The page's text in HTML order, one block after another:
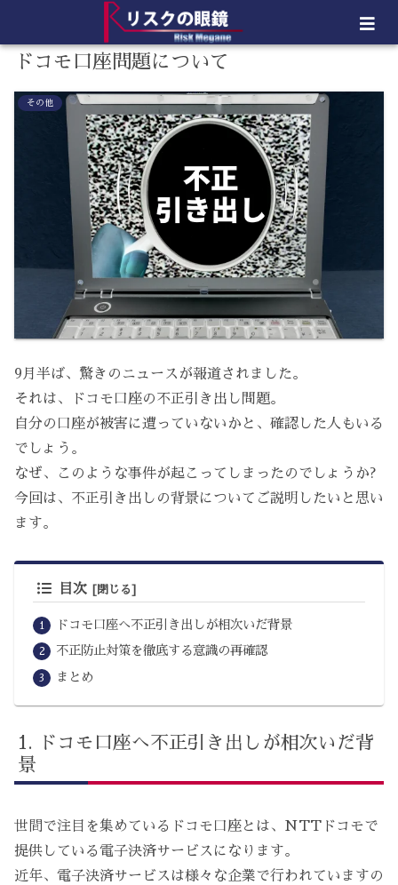
ドコモ口座問題について
その他
9月半ば、驚きのニュースが報道されました。
それは、ドコモ口座の不正引き出し問題。
自分の口座が被害に遭っていないかと、確認した人もいる
でしょう。
なぜ、このような事件が起こってしまったのでしょうか?
今回は、不正引き出しの背景についてご説明したいと思い
ます。
目次
ドコモ口座へ不正引き出しが相次いだ背景
不正防止対策を徹底する意識の再確認
まとめ
ドコモ口座へ不正引き出しが相次いだ背
景
世間で注目を集めているドコモ口座とは、NTTドコモで
提供している電子決済サービスになります。
近年、電子決済サービスは様々な企業で行われていますの